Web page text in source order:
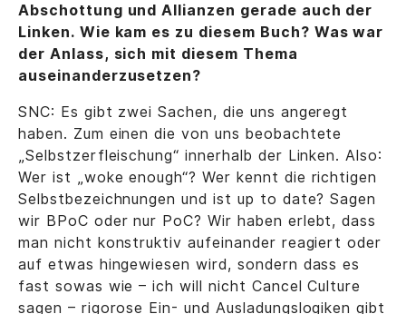
Abschottung und Allianzen gerade auch der
Linken. Wie kam es zu diesem Buch? Was war
der Anlass, sich mit diesem Thema
auseinanderzusetzen?
SNC: Es gibt zwei Sachen, die uns angeregt
haben. Zum einen die von uns beobachtete
„Selbstzerfleischung“ innerhalb der Linken. Also:
Wer ist „woke enough“? Wer kennt die richtigen
Selbstbezeichnungen und ist up to date? Sagen
wir BPoC oder nur PoC? Wir haben erlebt, dass
man nicht konstruktiv aufeinander reagiert oder
auf etwas hingewiesen wird, sondern dass es
fast sowas wie – ich will nicht Cancel Culture
sagen – rigorose Ein- und Ausladungslogiken gibt